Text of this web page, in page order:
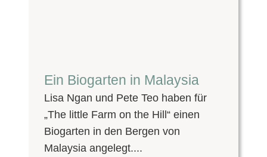
Ein Biogarten in Malaysia
Lisa Ngan und Pete Teo haben für
„The little Farm on the Hill“ einen
Biogarten in den Bergen von
Malaysia angelegt....